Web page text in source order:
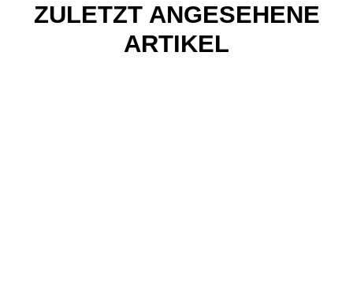
ZULETZT ANGESEHENE
ARTIKEL